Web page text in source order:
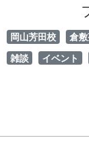
岡山芳田校 倉
雑談 イベント